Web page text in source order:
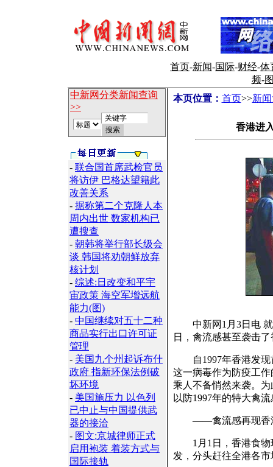
首页-新闻-国际-财经-体
频-
中新网分类新闻查询
>>
- 联合国首席武检官员
将访伊 巴格达望籍此
改善关系
- 据称第二个克隆人本
周内出世 数家机构已
遭搜查
- 朝韩将举行部长级会
谈 韩国将劝朝鲜放弃
核计划
- 综述:日改变和平宇
宙政策 海空军增远航
能力(图)
- 中国继续对五十二种
商品实行出口许可证
管理
- 美国九个州起诉布什
政府 指新环保法例破
坏环境
- 美国施压力 以色列
已中止与中国提供武
器的接洽
- 图文:京城律师正式
启用袍装 着装方式与
国际接轨
本页位置： 首页>>新
香港进
中新网1月3日电 就
日，禽流感甚至袭击
自1997年香港发现
这一病毒作为防疫工
乘人不备悄然来袭。
以防1997年的特大禽
——禽流感再现香港
1月1日，香港食物
发，分头赶往全港各